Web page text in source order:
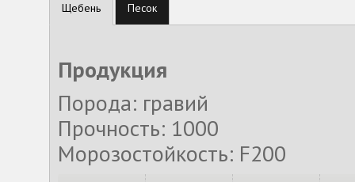
Щебень Песок
Продукция
Порода: гравий
Прочность: 1000
Морозостойкость: F200